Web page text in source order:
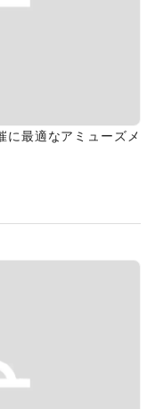
に最適なアミューズメ